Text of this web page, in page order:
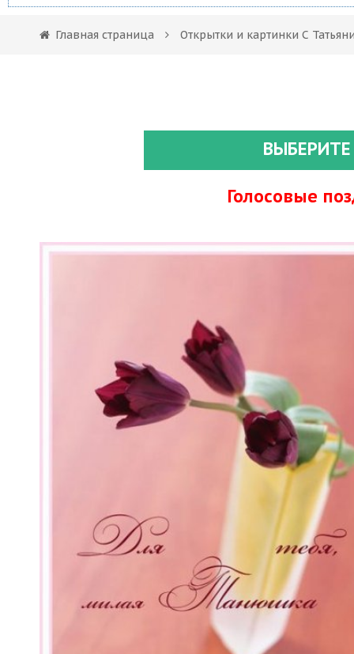
Главная страница Открытки и картинки С
Голосовые